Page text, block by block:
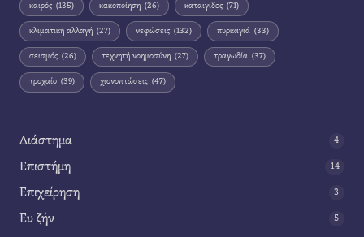
καιρός (135) κακοποίηση (26) καταιγίδες (71)
κλιματική αλλαγή (27) νεφώσεις (132) πυρκαγιά (33)
σεισμός (26) τεχνητή νοημοσύνη (27) τραγωδία (37)
τροχαίο (39) χιονοπτώσεις (47)
Διάστημα 4
Επιστήμη 14
Επιχείρηση 3
Ευ ζήν 5